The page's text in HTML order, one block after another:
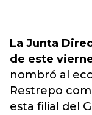
La Junta
de este
nombró al
Restrepo
esta filial del